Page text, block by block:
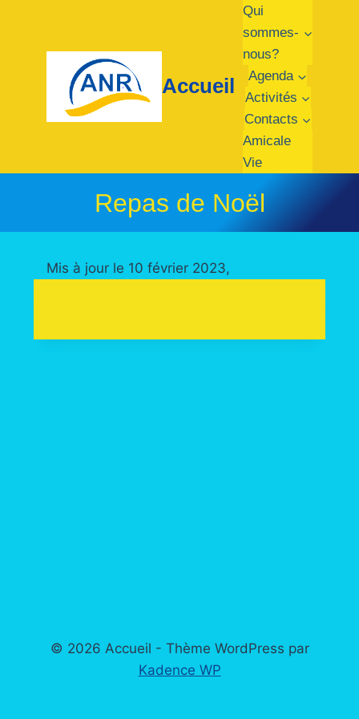
contenu
Accueil
Qui
sommes-
nous?
Agenda
Activités
Contacts
Amicale
Vie
Repas de Noël
Mis à jour le 10 février 2023,
© 2026 Accueil - Thème WordPress par
Kadence WP